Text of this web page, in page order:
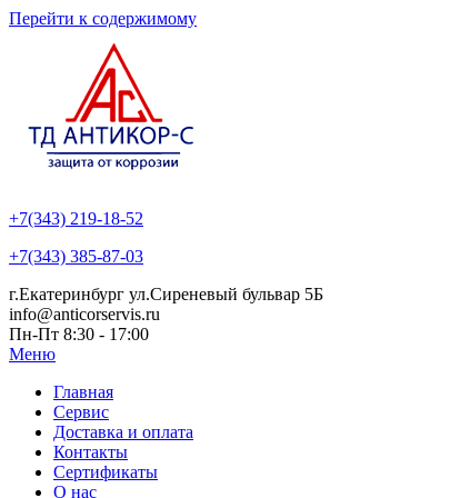
Перейти к содержимому
+7(343) 219-18-52
+7(343) 385-87-03
г.Екатеринбург ул.Сиреневый бульвар 5Б
info@anticorservis.ru
Пн-Пт 8:30 - 17:00
Меню
Главная
Сервис
Доставка и оплата
Контакты
Сертификаты
О нас